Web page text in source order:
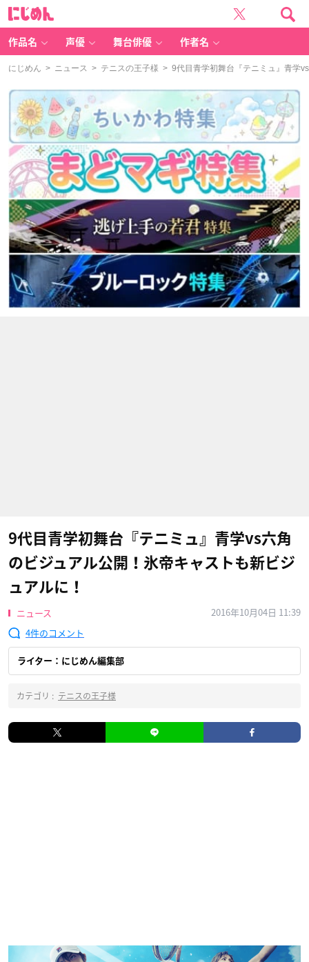
作品名 声優 舞台俳優 作者名
にじめん > ニュース > テニスの王子様 > 9代目青学初舞台『テニミュ』青学
9代目青学初舞台『テニミュ』青学vs六角
のビジュアル公開！氷帝キャストも新ビジ
ュアルに！
ニュース
2016年10月04日 11:39
4
ライター：にじめん編集部
カテゴリ : テニスの王子様